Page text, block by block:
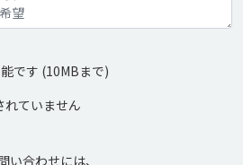
です (10MBまで)
れていません
い合わせには、